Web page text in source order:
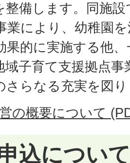
整備します。同施
業により、幼稚園
果的に実施する他
域子育て支援拠点
さらなる充実を図
の概要について
込につい